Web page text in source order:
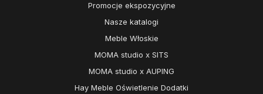
Promocje ekspozycyjne
Nasze katalogi
Meble Włoskie
MOMA studio x SITS
MOMA studio x AUPING
Hay Meble Oświetlenie Dodatki